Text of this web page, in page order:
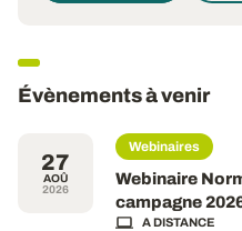
Évènements à venir
27
AOÛ
2026
Webinaires
Webinaire
campagne
A DISTANCE